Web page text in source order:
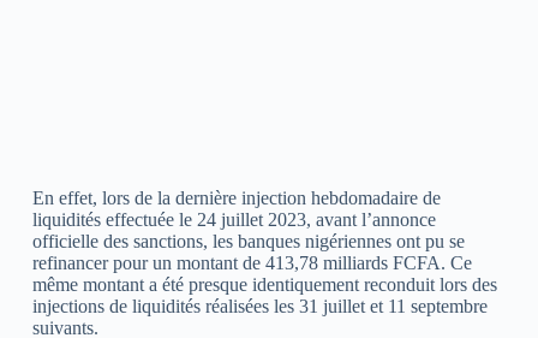
En effet, lors de la dernière injection hebdomadaire de
liquidités effectuée le 24 juillet 2023, avant l’annonce
officielle des sanctions, les banques nigériennes ont pu se
refinancer pour un montant de 413,78 milliards FCFA. Ce
même montant a été presque identiquement reconduit lors des
injections de liquidités réalisées les 31 juillet et 11 septembre
suivants.